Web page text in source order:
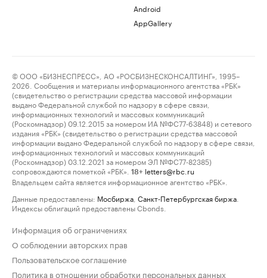
Android
AppGallery
© ООО «БИЗНЕСПРЕСС», АО «РОСБИЗНЕСКОНСАЛТИНГ», 1995–
2026. Сообщения и материалы информационного агентства «РБК»
(свидетельство о регистрации средства массовой информации
выдано Федеральной службой по надзору в сфере связи,
информационных технологий и массовых коммуникаций
(Роскомнадзор) 09.12.2015 за номером ИА №ФС77-63848) и сетевого
издания «РБК» (свидетельство о регистрации средства массовой
информации выдано Федеральной службой по надзору в сфере связи,
информационных технологий и массовых коммуникаций
(Роскомнадзор) 03.12.2021 за номером ЭЛ №ФС77-82385)
сопровождаются пометкой «РБК».
18+ letters@rbc.ru
Владельцем сайта является информационное агентство «РБК».
Данные предоставлены: Мосбиржа Санкт-Петербургская биржа
Индексы облигаций предоставлены Cbonds.
Информация об ограничениях
О соблюдении авторских прав
Пользовательское соглашение
Политика в отношении обработки персональных данных